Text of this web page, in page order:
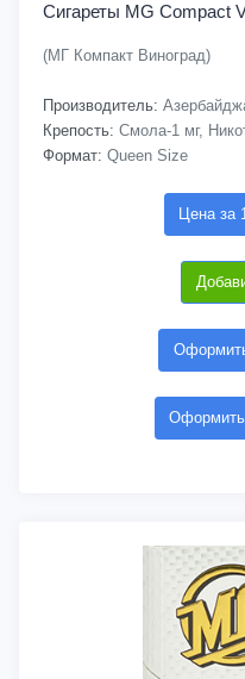
Сигареты MG Compact
(МГ Компакт Виноград)
Производитель:
Крепость: Смола-1 мг,
Формат: Queen Size
Цена за
Оформить